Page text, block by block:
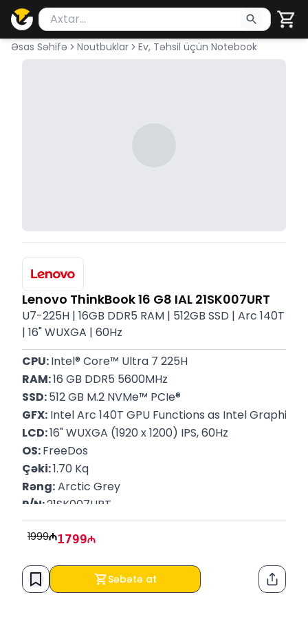
Məhsul axtar
Axtarış üçün ən azı 2 simvol yazın. Göndərmək
Əsas Səhifə Noutbuklar Ev, Təhsil üçün Notebook
Lenovo ThinkBook 16 G8 IAL 21SK007URT
U7-225H | 16GB DDR5 RAM | 512GB SSD | Arc 140T
| 16" WUXGA | 60Hz
CPU: Intel® Core™ Ultra 7 225H
RAM: 16 GB DDR5 5600MHz
SSD: 512 GB M.2 NVMe™ PCIe®
GFX: Intel Arc 140T GPU Functions as Intel Graphics
LCD: 16" WUXGA (1920 x 1200) IPS, 60Hz
OS: FreeDos
Çəki: 1.70 Kq
Rəng: Arctic Grey
P/N: 21SK007URT
Zəmanət: 12 Ay
1999 1799
Səbətə at